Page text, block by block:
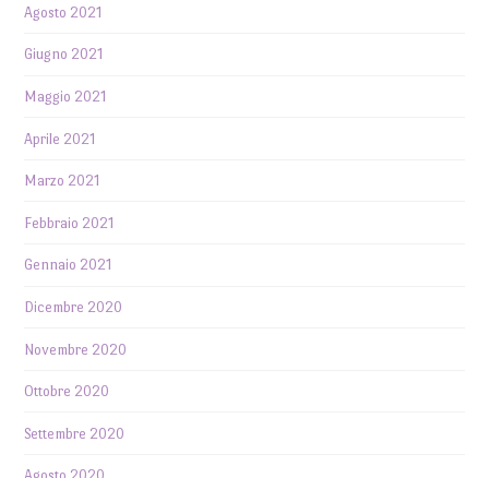
Agosto 2021
Giugno 2021
Maggio 2021
Aprile 2021
Marzo 2021
Febbraio 2021
Gennaio 2021
Dicembre 2020
Novembre 2020
Ottobre 2020
Settembre 2020